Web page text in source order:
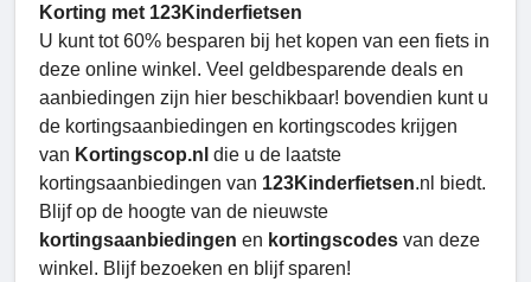
Korting met 123Kinderfietsen
U kunt tot 60% besparen bij het kopen van een fiets in
deze online winkel. Veel geldbesparende deals en
aanbiedingen zijn hier beschikbaar! bovendien kunt u
de kortingsaanbiedingen en kortingscodes krijgen
van Kortingscop.nl die u de laatste
kortingsaanbiedingen van 123Kinderfietsen.nl biedt.
Blijf op de hoogte van de nieuwste
kortingsaanbiedingen en kortingscodes van deze
winkel. Blijf bezoeken en blijf sparen!